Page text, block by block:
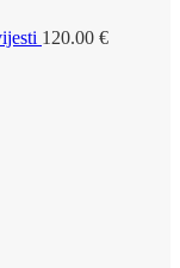
120.00 €